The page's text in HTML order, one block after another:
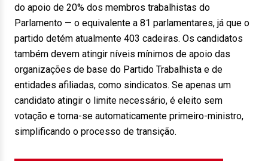
do apoio de 20% dos membros trabalhistas do
Parlamento — o equivalente a 81 parlamentares, já que o
partido detém atualmente 403 cadeiras. Os candidatos
também devem atingir níveis mínimos de apoio das
organizações de base do Partido Trabalhista e de
entidades afiliadas, como sindicatos. Se apenas um
candidato atingir o limite necessário, é eleito sem
votação e torna-se automaticamente primeiro-ministro,
simplificando o processo de transição.